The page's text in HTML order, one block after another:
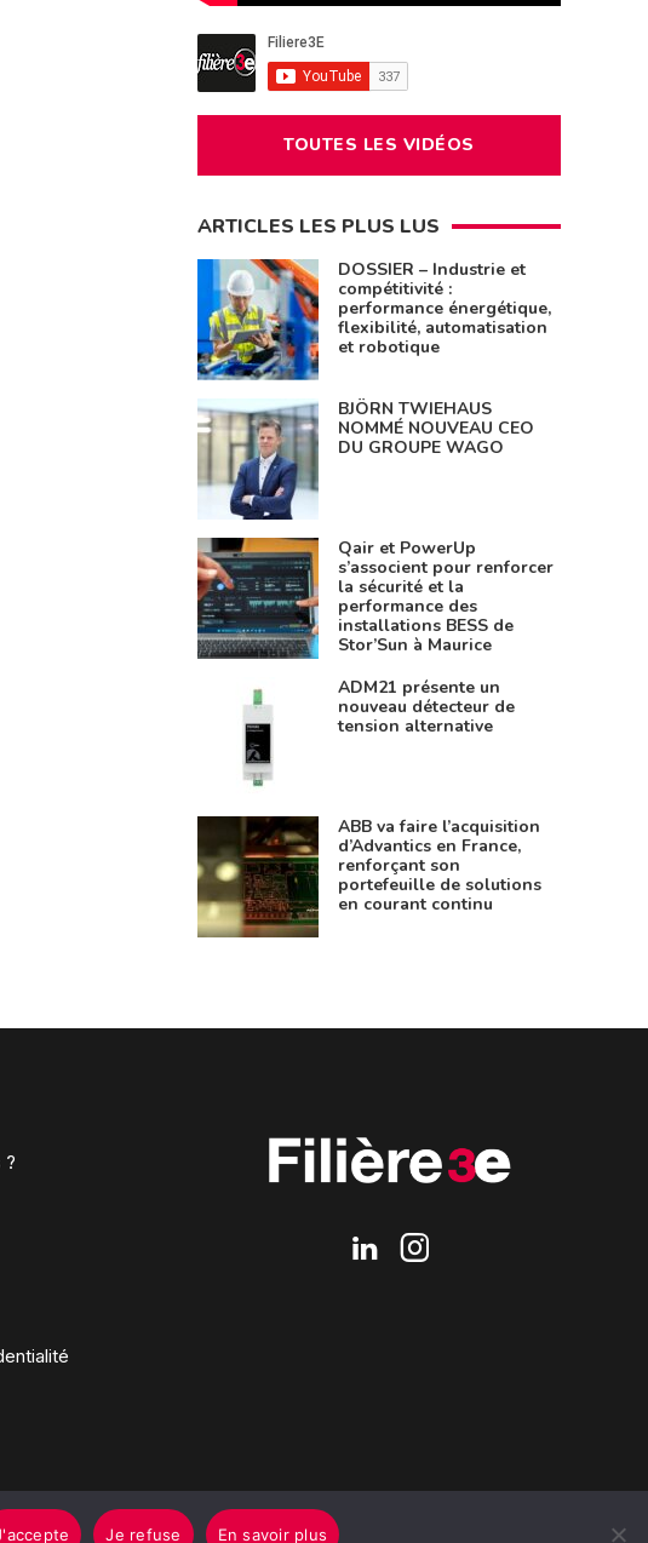
TOUTES LES VIDÉOS
ARTICLES LES PLUS LUS
DOSSIER – Industrie et
compétitivité :
performance énergétique,
flexibilité, automatisation
et robotique
BJÖRN TWIEHAUS
NOMMÉ NOUVEAU CEO
DU GROUPE WAGO
Qair et PowerUp
s’associent pour renforcer
la sécurité et la
performance des
installations BESS de
Stor’Sun à Maurice
ADM21 présente un
nouveau détecteur de
tension alternative
ABB va faire l’acquisition
d’Advantics en France,
renforçant son
portefeuille de solutions
en courant continu
?
Je refuse En savoir plus